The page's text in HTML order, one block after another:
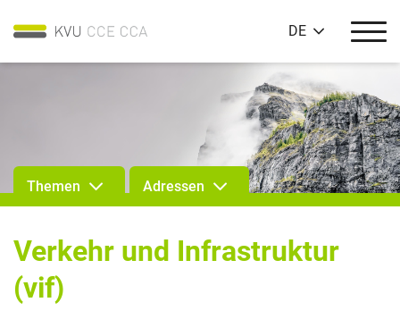
DE
Themen Adressen
Verkehr und Infrastruktur
(vif)